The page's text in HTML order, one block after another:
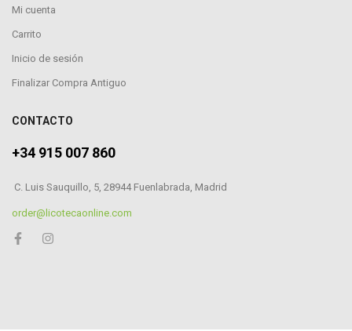
Mi cuenta
Carrito
Inicio de sesión
Finalizar Compra Antiguo
CONTACTO
+34 915 007 860
C. Luis Sauquillo, 5, 28944 Fuenlabrada, Madrid
order@licotecaonline.com